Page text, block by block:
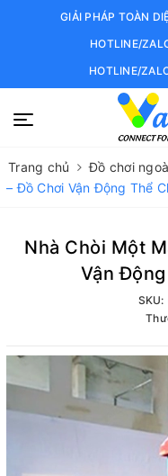
GIẢI PHÁP TOÀN
HOTLINE/
HOTLINE/
Trang chủ Đồ chơi
– Đồ Chơi Vận Động Thể
Nhà Chòi Một
Vận
SKU: